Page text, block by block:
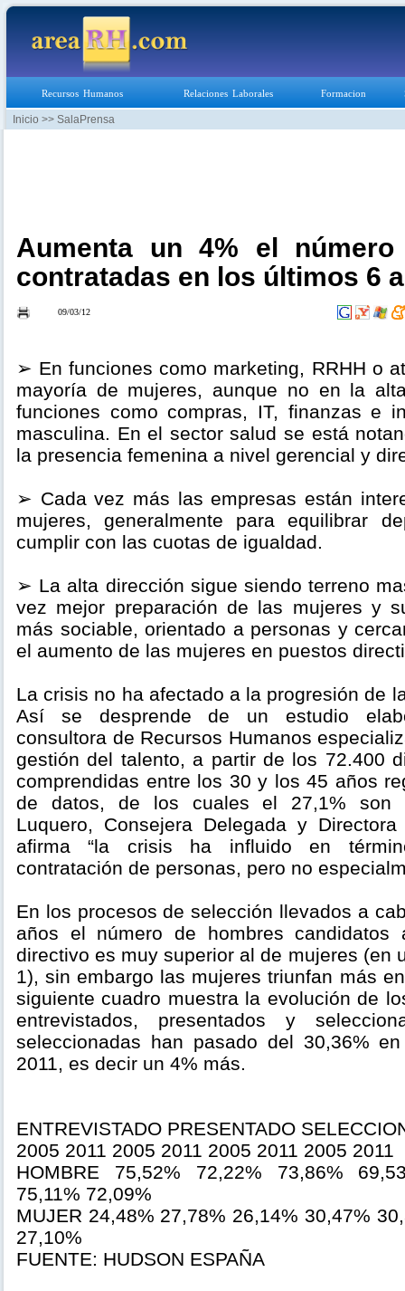
Recursos Humanos Relaciones Laborales Formacion
Inicio >> SalaPrensa
Aumenta un 4% el
contratadas en los últimos 6
09/03/12
➢ En funciones como marketing, RRHH o
mayoría de mujeres, aunque no en la
funciones como compras, IT, finanzas e
masculina. En el sector salud se está
la presencia femenina a nivel gerencial y
➢ Cada vez más las empresas están
mujeres, generalmente para equilibrar
cumplir con las cuotas de igualdad.
➢ La alta dirección sigue siendo terreno
vez mejor preparación de las mujeres y
más sociable, orientado a personas y
el aumento de las mujeres en puestos
La crisis no ha afectado a la progresión de
Así se desprende de un estudio
consultora de Recursos Humanos
gestión del talento, a partir de los 72.400
comprendidas entre los 30 y los 45 años
de datos, de los cuales el 27,1% son
Luquero, Consejera Delegada y
afirma “la crisis ha influido en
contratación de personas, pero no
En los procesos de selección llevados a
años el número de hombres candidatos
directivo es muy superior al de mujeres (en
1), sin embargo las mujeres triunfan más
siguiente cuadro muestra la evolución de
entrevistados, presentados y
seleccionadas han pasado del 30,36%
2011, es decir un 4% más.
ENTREVISTADO PRESENTADO
2005 2011 2005 2011 2005 2011 2005 2011
HOMBRE 75,52% 72,22% 73,86%
75,11% 72,09%
MUJER 24,48% 27,78% 26,14% 30,47%
27,10%
FUENTE: HUDSON ESPAÑA